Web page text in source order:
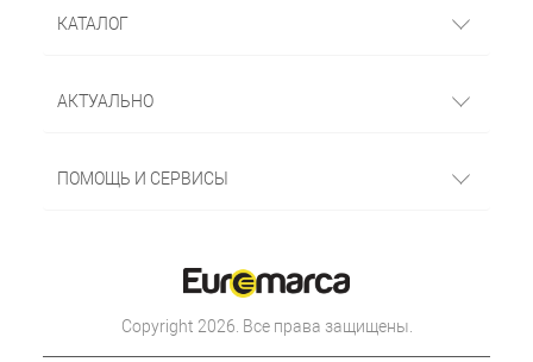
КАТАЛОГ
АКТУАЛЬНО
ПОМОЩЬ И СЕРВИСЫ
Copyright 2026. Все права защищены.